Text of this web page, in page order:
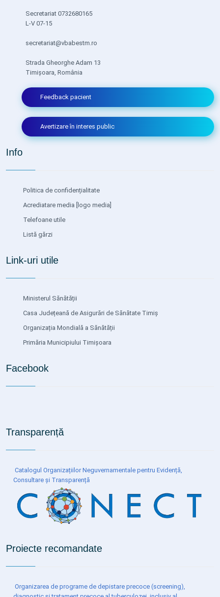
Secretariat 0732680165
L-V 07-15
secretariat@vbabestm.ro
Strada Gheorghe Adam 13
Timișoara, România
Feedback pacient
Avertizare în interes public
Info
Politica de confidențialitate
Acrediatare media [logo media]
Telefoane utile
Listă gărzi
Link-uri utile
Ministerul Sănătății
Casa Județeană de Asigurări de Sănătate Timiș
Organizația Mondială a Sănătății
Primăria Municipiului Timișoara
Facebook
Transparență
Catalogul Organizațiilor Neguvernamentale pentru Evidență,
Consultare și Transparență
Proiecte recomandate
Organizarea de programe de depistare precoce (screening),